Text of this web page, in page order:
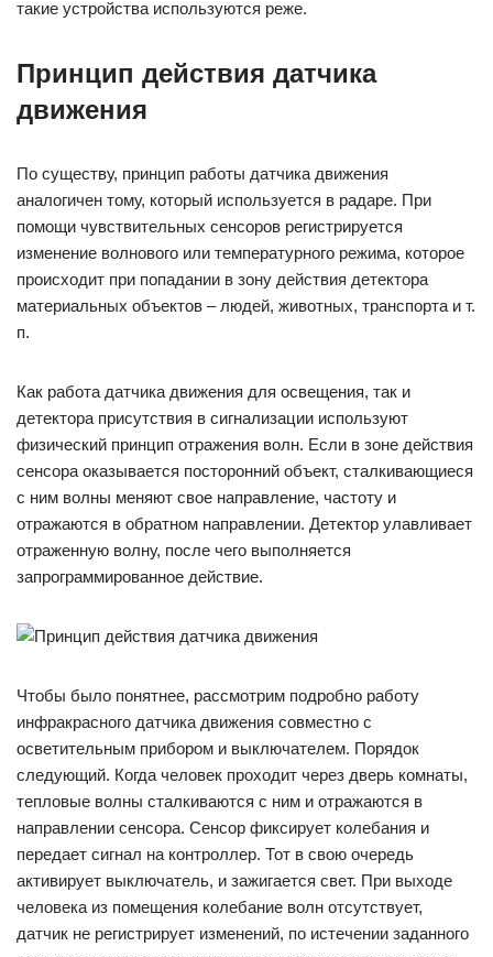
такие устройства используются реже.
Принцип действия датчика
движения
По существу, принцип работы датчика движения
аналогичен тому, который используется в радаре. При
помощи чувствительных сенсоров регистрируется
изменение волнового или температурного режима, которое
происходит при попадании в зону действия детектора
материальных объектов – людей, животных, транспорта и т.
п.
Как работа датчика движения для освещения, так и
детектора присутствия в сигнализации используют
физический принцип отражения волн. Если в зоне действия
сенсора оказывается посторонний объект, сталкивающиеся
с ним волны меняют свое направление, частоту и
отражаются в обратном направлении. Детектор улавливает
отраженную волну, после чего выполняется
запрограммированное действие.
Чтобы было понятнее, рассмотрим подробно работу
инфракрасного датчика движения совместно с
осветительным прибором и выключателем. Порядок
следующий. Когда человек проходит через дверь комнаты,
тепловые волны сталкиваются с ним и отражаются в
направлении сенсора. Сенсор фиксирует колебания и
передает сигнал на контроллер. Тот в свою очередь
активирует выключатель, и зажигается свет. При выходе
человека из помещения колебание волн отсутствует,
датчик не регистрирует изменений, по истечении заданного